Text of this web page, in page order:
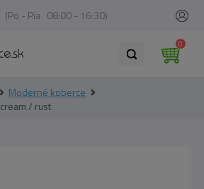
(Po - Pia 08:00 - 16:30)
0
Moderné koberce
/ rust